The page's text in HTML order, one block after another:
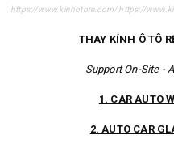
https://www.kinhotore.com/ https://
THAY KÍNH Ô TÔ
Support On-Site -
1. CAR AUTO
2. AUTO CAR